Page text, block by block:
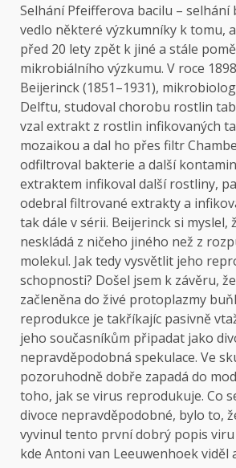
Selhání Pfeifferova bacilu –
vedlo některé výzkumníky k tomu,
před 20 lety zpět k jiné a stále
mikrobiálního výzkumu. V roce
Beijerinck (1851–1931),
Delftu, studoval chorobu rostlin
vzal extrakt z rostlin infikovaných
mozaikou a dal ho přes filtr
odfiltroval bakterie a další
extraktem infikoval další rostliny,
odebral filtrované extrakty a
tak dále v sérii. Beijerinck si myslel,
neskládá z ničeho jiného než z
molekul. Jak tedy vysvětlit jeho
schopnosti? Došel jsem k závěru,
začleněna do živé protoplazmy
reprodukce je takříkajíc pasivně
jeho současníkům připadat jako
nepravděpodobná spekulace. Ve
pozoruhodně dobře zapadá do
toho, jak se virus reprodukuje. Co
divoce nepravděpodobné, bylo to,
vyvinul tento první dobrý popis
kde Antoni van Leeuwenhoek viděl